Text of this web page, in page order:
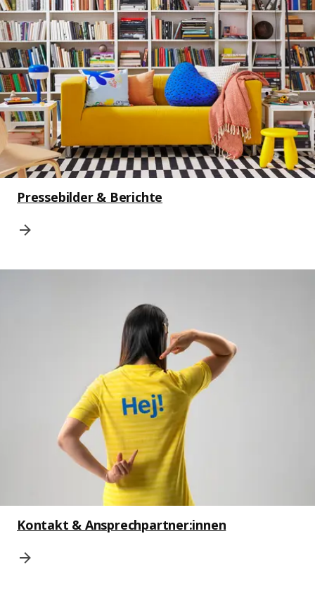
Pressebilder & Berichte
Kontakt & Ansprechpartner:innen